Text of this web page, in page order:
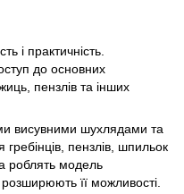
і практичність.
до основних
пензлів та інших
висувними шухлядами та
пензлів, шпильок
роблять модель
її можливості.